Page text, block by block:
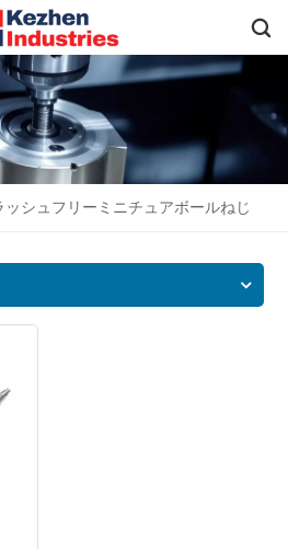
すぐに見積もりを取得
ッシュフリーミニチュアボールねじ